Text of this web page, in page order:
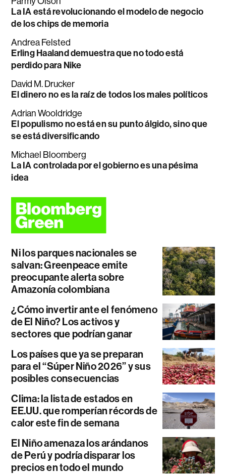
La IA está revolucionando el modelo de negocio
de los chips de memoria
Andrea Felsted
Erling Haaland demuestra que no todo está
perdido para Nike
David M. Drucker
El dinero no es la raíz de todos los males políticos
Adrian Wooldridge
El populismo no está en su punto álgido, sino que
se está diversificando
Michael Bloomberg
La IA controlada por el gobierno es una pésima
idea
Ni los parques nacionales se
salvan: Greenpeace emite
preocupante alerta sobre
Amazonía colombiana
¿Cómo invertir ante el fenómeno
de El Niño? Los activos y
sectores que podrían ganar
Los países que ya se preparan
para el “Súper Niño 2026” y sus
posibles consecuencias
Clima: la lista de estados en
EE.UU. que romperían récords de
calor este fin de semana
El Niño amenaza los arándanos
de Perú y podría disparar los
precios en todo el mundo